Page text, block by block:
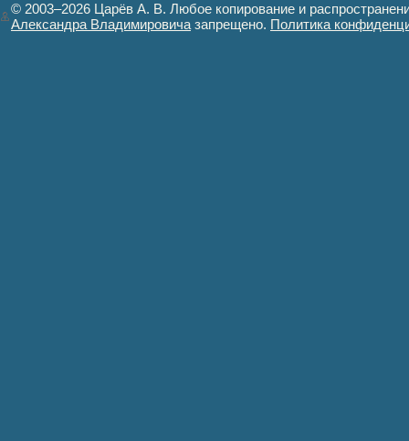
© 2003–2026 Царёв А. В. Любое копирование и
Александра Владимировича запрещено. Политика
Авторизация